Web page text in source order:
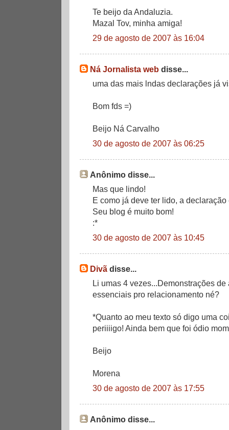
Te beijo da Andaluzia.
Mazal Tov, minha amiga!
29 de agosto de 2007 às 16:04
Ná Jornalista web disse...
uma das mais lndas declarações já
Bom fds =)
Beijo Ná Carvalho
30 de agosto de 2007 às 06:25
Anônimo disse...
Mas que lindo!
E como já deve ter lido, a declaração
Seu blog é muito bom!
:*
30 de agosto de 2007 às 10:45
Divã disse...
Li umas 4 vezes...Demonstrações
essenciais pro relacionamento né?
*Quanto ao meu texto só digo uma
periiiigo! Ainda bem que foi ódio
Beijo
Morena
30 de agosto de 2007 às 17:55
Anônimo disse...